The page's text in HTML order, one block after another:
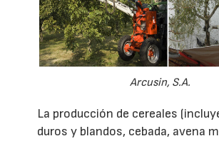
Arcusin, S.A.
La producción de cereales
duros y blandos, cebada, avena